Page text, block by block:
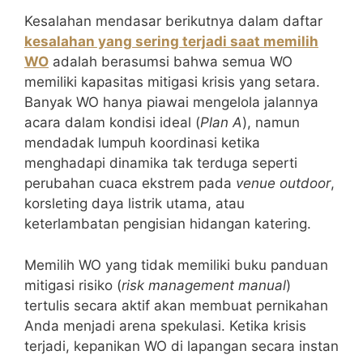
Kesalahan mendasar berikutnya dalam daftar
kesalahan yang sering terjadi saat memilih
WO adalah berasumsi bahwa semua WO
memiliki kapasitas mitigasi krisis yang setara.
Banyak WO hanya piawai mengelola jalannya
acara dalam kondisi ideal (Plan A), namun
mendadak lumpuh koordinasi ketika
menghadapi dinamika tak terduga seperti
perubahan cuaca ekstrem pada venue outdoor,
korsleting daya listrik utama, atau
keterlambatan pengisian hidangan katering.
Memilih WO yang tidak memiliki buku panduan
mitigasi risiko (risk management manual)
tertulis secara aktif akan membuat pernikahan
Anda menjadi arena spekulasi. Ketika krisis
terjadi, kepanikan WO di lapangan secara instan